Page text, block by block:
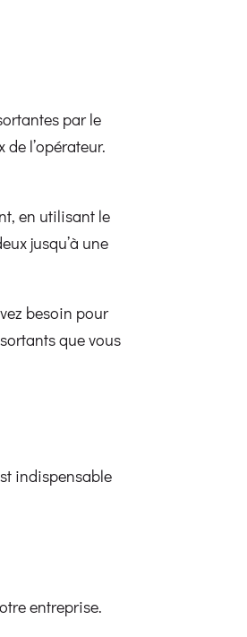
par le
l’opérateur.
en utilisant le
jusqu’à une
besoin pour
que vous
indispensable
entreprise.